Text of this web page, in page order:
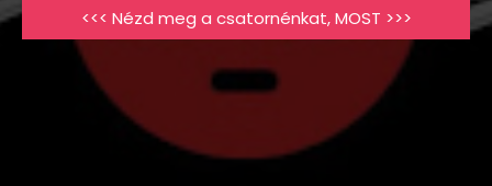
<<< Nézd meg a csatornénkat, MOST >>>